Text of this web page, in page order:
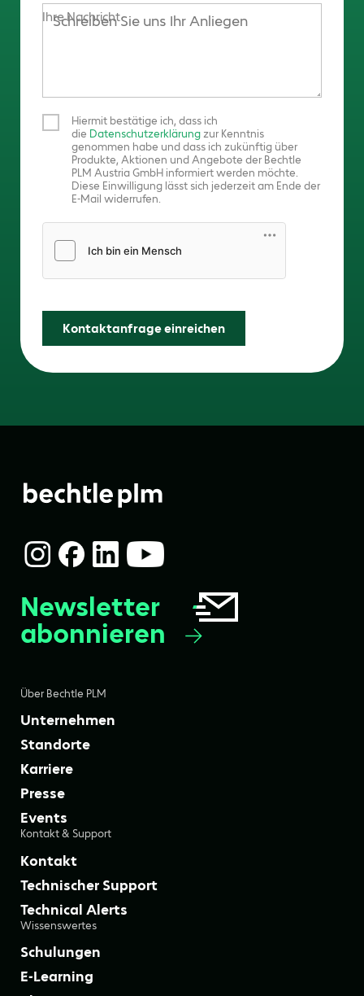
Ihre Nachricht
Hiermit bestätige ich, dass ich
die Datenschutzerklärungzur Kenntnis
genommen habe und dass ich zukünftig über
Produkte, Aktionen und Angebote der Bechtle
PLM Austria GmbH informiert werden möchte.
Diese Einwilligung lässt sich jederzeit am Ende der
E-Mail widerrufen.
Kontaktanfrage einreichen
Über Bechtle PLM
Unternehmen
Standorte
Karriere
Presse
Events
Kontakt & Support
Kontakt
Technischer Support
Technical Alerts
Wissenswertes
Schulungen
E-Learning
Newsletter
abonnieren